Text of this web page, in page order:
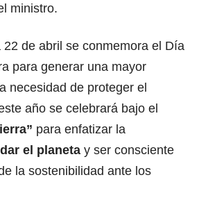
ministro.
de abril se conmemora el Día
para generar una mayor
necesidad de proteger el
año se celebrará bajo el
para enfatizar la
el planeta y ser consciente
la sostenibilidad ante los